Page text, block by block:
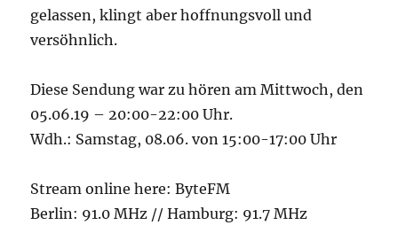
gelassen, klingt aber hoffnungsvoll und
versöhnlich.
Diese Sendung war zu hören am Mittwoch, den
05.06.19 – 20:00-22:00 Uhr.
Wdh.: Samstag, 08.06. von 15:00-17:00 Uhr
Stream online here: ByteFM
Berlin: 91.0 MHz // Hamburg: 91.7 MHz